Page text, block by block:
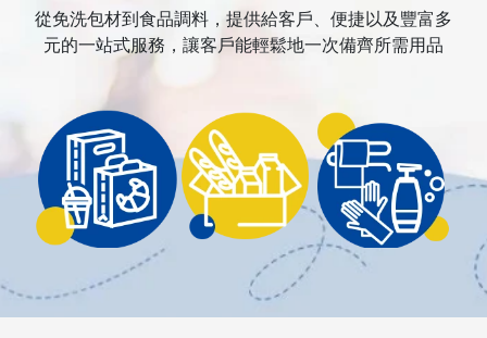
從免洗包材到食品調料，提供給客戶、便捷以及豐富多
元的一站式服務，讓客戶能輕鬆地一次備齊所需用品